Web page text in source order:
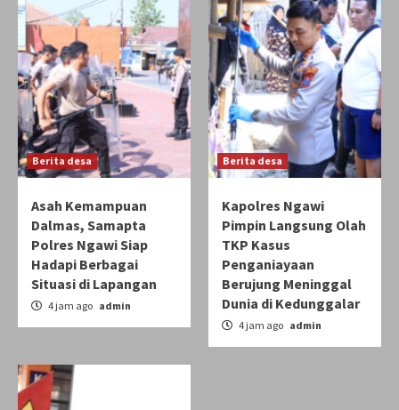
Berita desa
Asah Kemampuan
Dalmas, Samapta
Polres Ngawi Siap
Hadapi Berbagai
Situasi di Lapangan
4 jam ago admin
Berita desa
Kapolres Ngawi
Pimpin Langsung Olah
TKP Kasus
Penganiayaan
Berujung Meninggal
Dunia di Kedunggalar
4 jam ago admin